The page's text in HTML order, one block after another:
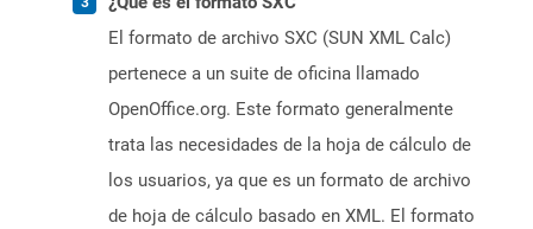
El formato de archivo SXC (SUN XML Calc)
pertenece a un suite de oficina llamado
OpenOffice.org. Este formato generalmente
trata las necesidades de la hoja de cálculo de
los usuarios, ya que es un formato de archivo
de hoja de cálculo basado en XML. El formato